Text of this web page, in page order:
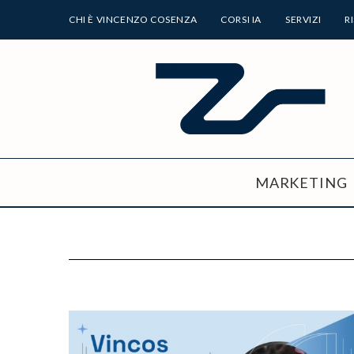
CHI È VINCENZO COSENZA CORSI IA SERVIZI
MARKETING